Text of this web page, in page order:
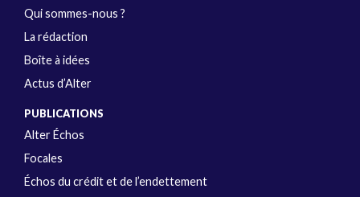
Qui sommes-nous ?
La rédaction
Boîte à idées
Actus d’Alter
PUBLICATIONS
Alter Échos
Focales
Échos du crédit et de l’endettement